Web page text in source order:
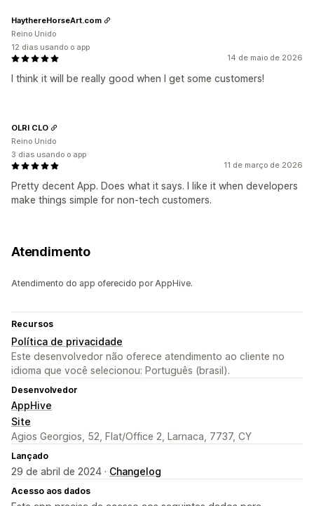
14 de maio de 2026
I think it will be really good when I get some customers!
HaythereHorseArt.com
Reino Unido
12 dias usando o app
11 de março de 2026
Pretty decent App. Does what it says. I like it when developers
make things simple for non-tech customers.
OLRI CLO
Reino Unido
3 dias usando o app
Atendimento
Atendimento do app oferecido por AppHive.
Recursos
Política de privacidade
Este desenvolvedor não oferece atendimento ao cliente no
idioma que você selecionou: Português (brasil).
Desenvolvedor
AppHive
Site
Agios Georgios, 52, Flat/Office 2, Larnaca, 7737, CY
Lançado
29 de abril de 2024 · Changelog
Acesso aos dados